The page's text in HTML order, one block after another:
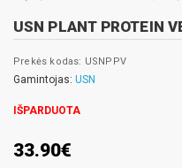
USN PLANT PROTEIN
Prekės kodas: USNPPV
Gamintojas: USN
IŠPARDUOTA
33.90€